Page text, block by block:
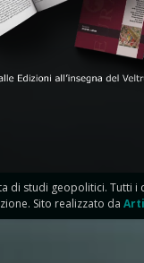
di studi geopolitici. Tutti i
Sito realizzato da